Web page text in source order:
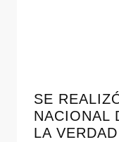
SE
NACIONAL
LA